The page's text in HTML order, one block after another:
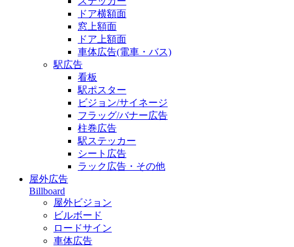
ドア横額面
窓上額面
ドア上額面
車体広告(電車・バス)
駅広告
看板
駅ポスター
ビジョン/サイネージ
フラッグ/バナー広告
柱巻広告
駅ステッカー
シート広告
ラック広告・その他
屋外広告
Billboard
屋外ビジョン
ビルボード
ロードサイン
車体広告